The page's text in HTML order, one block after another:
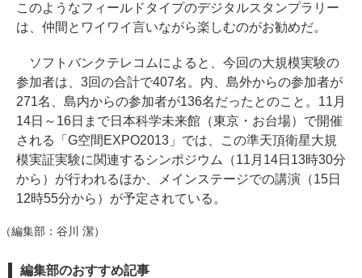
このようなフィールドタイプのデジタルスタンプラリー
は、仲間とワイワイ言いながら楽しむのがお勧めだ。
ソフトバンクテレコムによると、今回の大規模実験の
参加者は、3回の合計で407名。内、島外からの参加者が
271名、島内からの参加者が136名だったとのこと。11月
14日～16日まで日本科学未来館（東京・お台場）で開催
される「G空間EXPO2013」では、この準天頂衛星大規
模実証実験に関連するシンポジウム（11月14日13時30分
から）が行われるほか、メインステージでの講演（15日
12時55分から）が予定されている。
（編集部：谷川 潔）
編集部のおすすめ記事